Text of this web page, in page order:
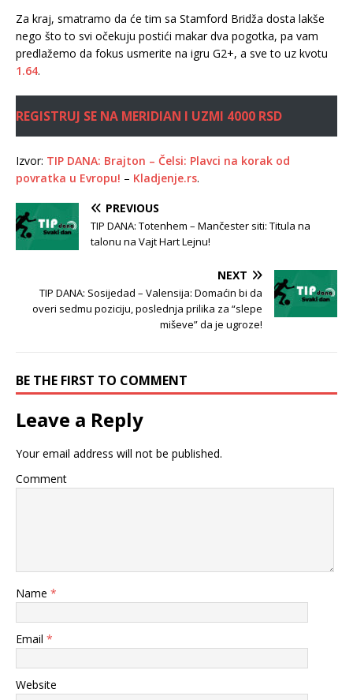
Za kraj, smatramo da će tim sa Stamford Bridža dosta lakše
nego što to svi očekuju postići makar dva pogotka, pa vam
predlažemo da fokus usmerite na igru G2+, a sve to uz kvotu
1.64.
REGISTRUJ SE NA MERIDIAN I UZMI 4000 RSD
Izvor: TIP DANA: Brajton – Čelsi: Plavci na korak od
povratka u Evropu! – Kladjenje.rs.
PREVIOUS
TIP DANA: Totenhem – Mančester siti: Titula na
talonu na Vajt Hart Lejnu!
NEXT
TIP DANA: Sosijedad – Valensija: Domaćin bi da
overi sedmu poziciju, poslednja prilika za “slepe
miševe” da je ugroze!
BE THE FIRST TO COMMENT
Leave a Reply
Your email address will not be published.
Comment
Name *
Email *
Website